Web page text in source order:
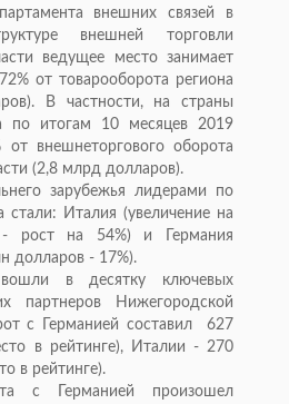
внешних связей в
внешней торговли
ведущее место занимает
от товарооборота региона
В частности, на страны
по итогам 10 месяцев 2019
внешнеторгового оборота
(2,8 млрд долларов).
зарубежья лидерами по
стали: Италия (увеличение на
рост на 54%) и Германия
долларов - 17%).
в десятку ключевых
партнеров Нижегородской
с Германией составил 627
в рейтинге), Италии - 270
в рейтинге).
с Германией произошел